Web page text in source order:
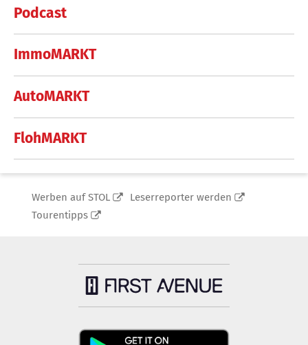
Podcast
ImmoMARKT
AutoMARKT
FlohMARKT
Werben auf STOL
Leserreporter werden
Tourentipps